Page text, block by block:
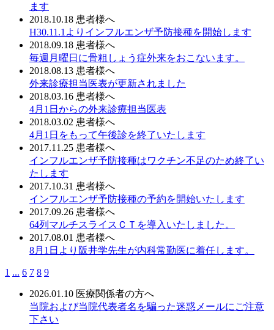
ます
2018.10.18 患者様へ
H30.11.1よりインフルエンザ予防接種を開始します
2018.09.18 患者様へ
毎週月曜日に骨粗しょう症外来をおこないます。
2018.08.13 患者様へ
外来診療担当医表が更新されました
2018.03.16 患者様へ
4月1日からの外来診療担当医表
2018.03.02 患者様へ
4月1日をもって午後診を終了いたします
2017.11.25 患者様へ
インフルエンザ予防接種はワクチン不足のため終了い
たします
2017.10.31 患者様へ
インフルエンザ予防接種の予約を開始いたします
2017.09.26 患者様へ
64列マルチスライスＣＴを導入いたしました。
2017.08.01 患者様へ
8月1日より阪井学先生が内科常勤医に着任します。
1 ... 6 7 8 9
2026.01.10 医療関係者の方へ
当院および当院代表者名を騙った迷惑メールにご注意
下さい